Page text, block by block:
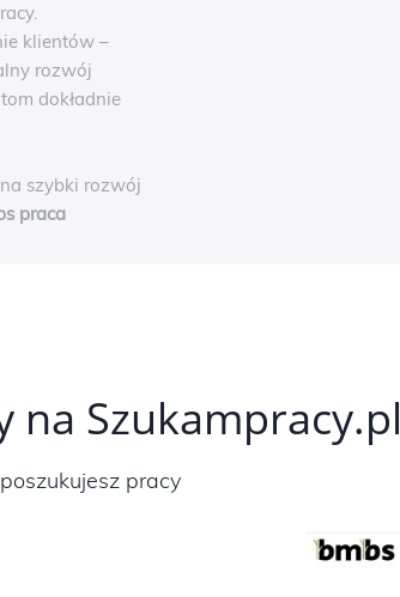
klientów –
rozwój
dokładnie
szybki rozwój
praca
na Szukampracy.pl
pracy